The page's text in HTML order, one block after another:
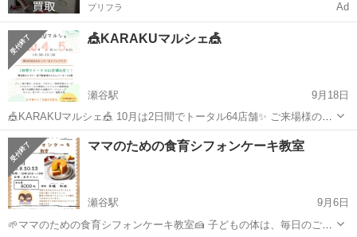
プリフラ Ad
🎪KARAKUマルシェ🎪
瀬谷駅
9月18日
🎪KARAKUマルシェ🎪 10月は2日間でトータル64店舗✨ ご来場様の抽
選会！ 8月に好評でしたので10月は2日間共に行います🎯 当日に使用
できるお買い物券が景品にありますので ぜひGETしてください！
瀬谷駅よ...
神奈川 横浜市 瀬谷駅 その他
ママのための食育シフォンケーキ教室
瀬谷駅
9月6日
🌱ママのための食育シフォンケーキ教室🍰 子どもの体は、毎日のごは